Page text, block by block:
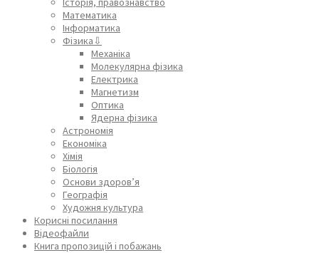
Математика
Інформатика
Фізика⇩
Механіка
Молекулярна фізика
Електрика
Магнетизм
Оптика
Ядерна фізика
Астрономія
Економіка
Хімія
Біологія
Основи здоров’я
Географія
Художня культура
Корисні посилання
Відеофайли
Книга пропозицій і побажань